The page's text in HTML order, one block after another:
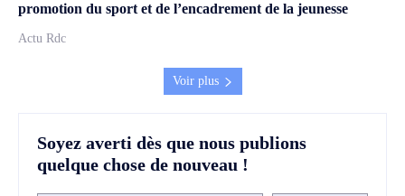
promotion du sport et de l’encadrement de la jeunesse
Actu Rdc
Voir plus
Soyez averti dès que nous publions
quelque chose de nouveau !